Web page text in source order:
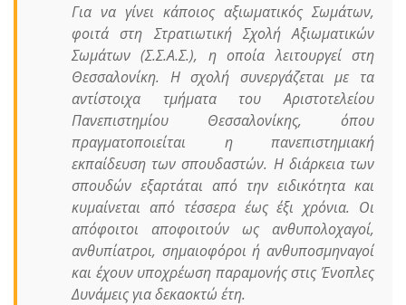
Για να γίνει κάποιος αξιωματικός Σωμάτων,
φοιτά στη Στρατιωτική Σχολή Αξιωματικών
Σωμάτων (Σ.Σ.Α.Σ.), η οποία λειτουργεί στη
Θεσσαλονίκη. Η σχολή συνεργάζεται με τα
αντίστοιχα τμήματα του Αριστοτελείου
Πανεπιστημίου Θεσσαλονίκης, όπου
πραγματοποιείται η πανεπιστημιακή
εκπαίδευση των σπουδαστών. Η διάρκεια των
σπουδών εξαρτάται από την ειδικότητα και
κυμαίνεται από τέσσερα έως έξι χρόνια. Οι
απόφοιτοι αποφοιτούν ως ανθυπολοχαγοί,
ανθυπίατροι, σημαιοφόροι ή ανθυποσμηναγοί
και έχουν υποχρέωση παραμονής στις Ένοπλες
Δυνάμεις για δεκαοκτώ έτη.